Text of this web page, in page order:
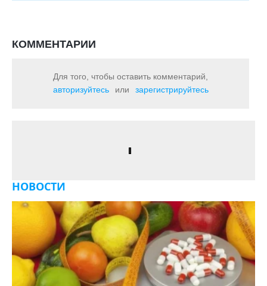
КОММЕНТАРИИ
Для того, чтобы оставить комментарий,
авторизуйтесь
или зарегистрируйтесь
НОВОСТИ